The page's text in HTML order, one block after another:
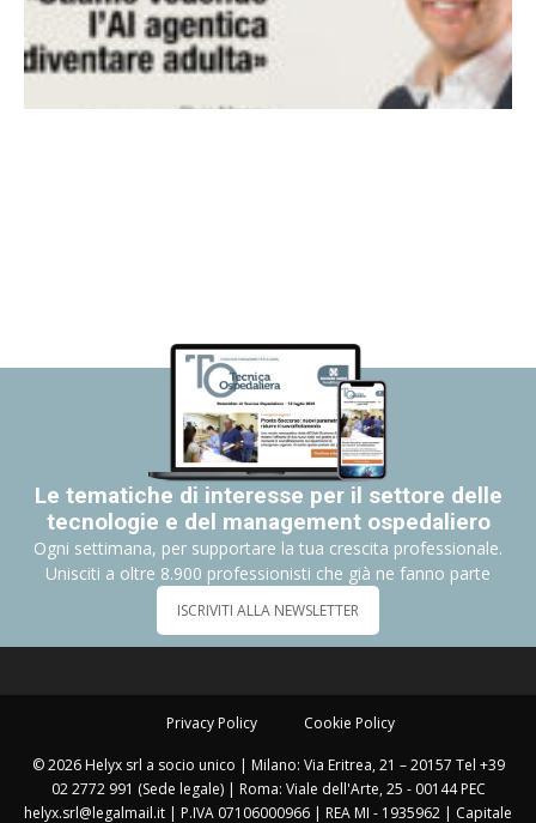
Le tematiche di interesse per il settore delle
tecnologie e del management ospedaliero
Ogni settimana, per supportare la tua crescita professionale.
Unisciti a oltre 8.900 professionisti che già ne fanno parte
ISCRIVITI ALLA NEWSLETTER
Privacy Policy Cookie Policy
© 2026 Helyx srl a socio unico | Milano: Via Eritrea, 21 – 20157 Tel +39
02 2772 991 (Sede legale) | Roma: Viale dell'Arte, 25 - 00144 PEC
helyx.srl@legalmail.it | P.IVA 07106000966 | REA MI - 1935962 | Capitale